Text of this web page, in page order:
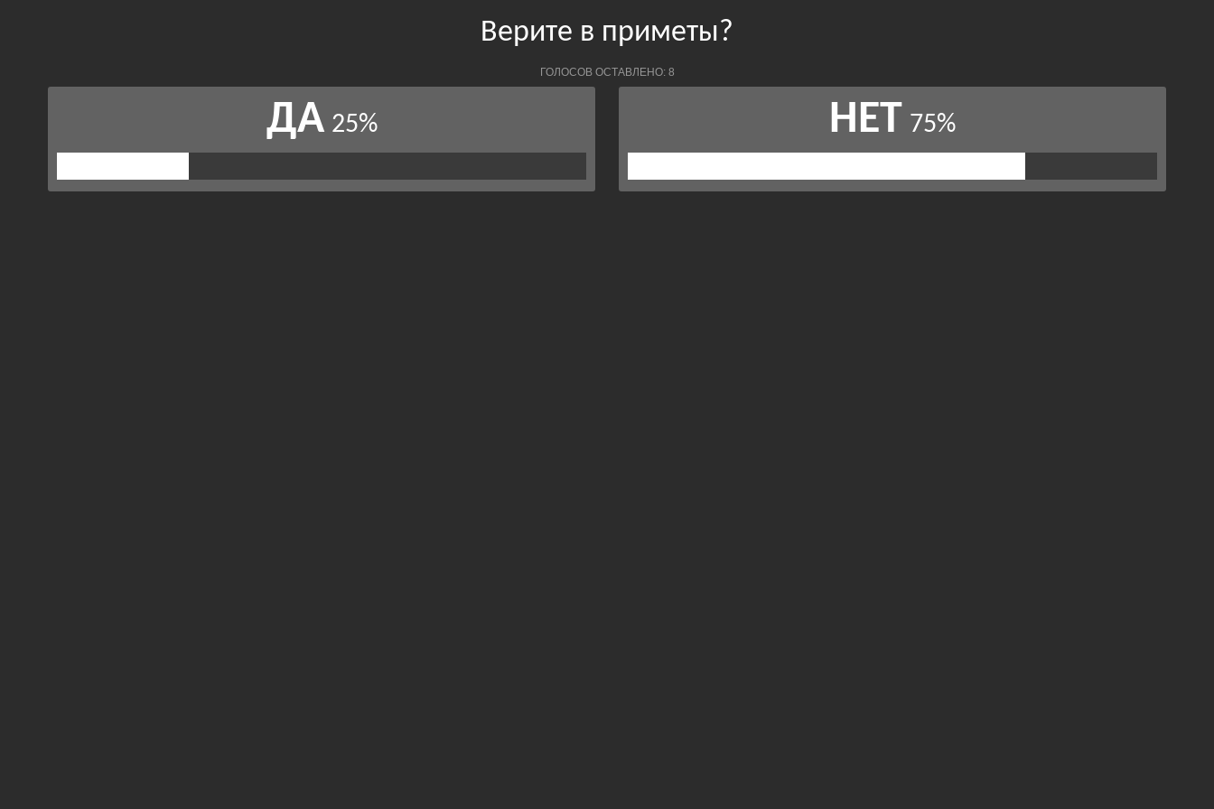
Верите в приметы?
ГОЛОСОВ ОСТАВЛЕНО: 8
ДА 25% НЕТ 75%